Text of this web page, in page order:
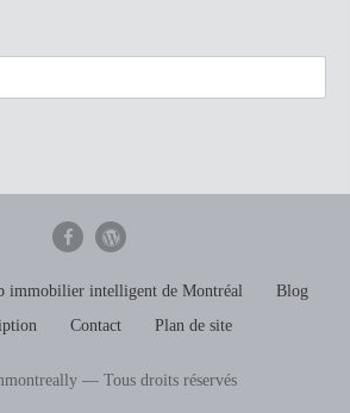
intelligent de Montréal
Blog
Contact Plan de site
— Tous droits réservés